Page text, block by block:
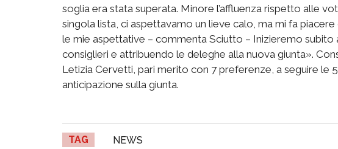
soglia era stata superata. Minore l’affluenza rispetto alle
singola lista, ci aspettavamo un lieve calo, ma mi fa piacere
le mie aspettative – commenta Sciutto – Inizieremo subito
consiglieri e attribuendo le deleghe alla nuova giunta».
Letizia Cervetti, pari merito con 7 preferenze, a seguire le
anticipazione sulla giunta.
TAG NEWS